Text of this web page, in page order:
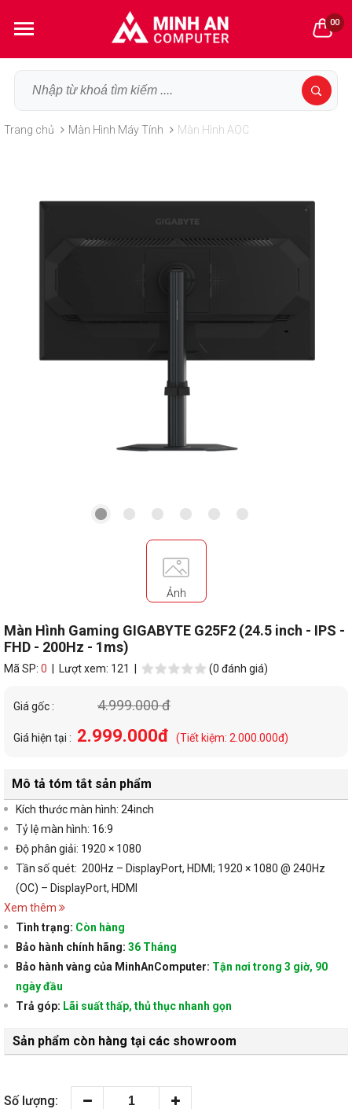
00
Trang chủ Màn Hình Máy Tính Màn Hình AOC
Ảnh
Màn Hình Gaming GIGABYTE G25F2 (24.5 inch - IPS -
FHD - 200Hz - 1ms)
Mã SP: 0 | Lượt xem: 121 | (0 đánh giá)
Giá gốc : 4.999.000 đ
Giá hiện tại : 2.999.000đ (Tiết kiệm: 2.000.000đ)
Mô tả tóm tắt sản phẩm
Kích thước màn hình: 24inch
Tỷ lệ màn hình: 16:9
Độ phân giải: 1920 × 1080
Tần số quét: 200Hz – DisplayPort, HDMI; 1920 × 1080 @ 240Hz
(OC) – DisplayPort, HDMI
Xem thêm
Tình trạng: Còn hàng
Bảo hành chính hãng: 36 Tháng
Bảo hành vàng của MinhAnComputer: Tận nơi trong 3 giờ, 90
ngày đầu
Trả góp: Lãi suất thấp, thủ thục nhanh gọn
Sản phẩm còn hàng tại các showroom
Số lượng: